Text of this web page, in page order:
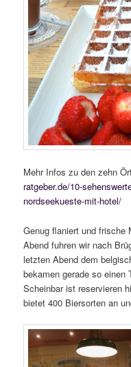
Mehr Infos zu den zehn
ratgeber.de/10-
nordseekueste-mit-hotel/
Genug flaniert und frische
Abend fuhren wir nach
letzten Abend dem
bekamen gerade so
Scheinbar ist reservieren
bietet 400 Biersorten an